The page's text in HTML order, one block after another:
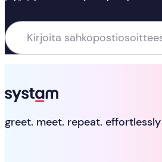
greet. meet. repeat. effortlessly